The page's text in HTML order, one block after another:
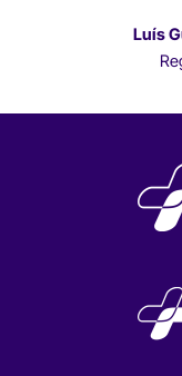
Luís